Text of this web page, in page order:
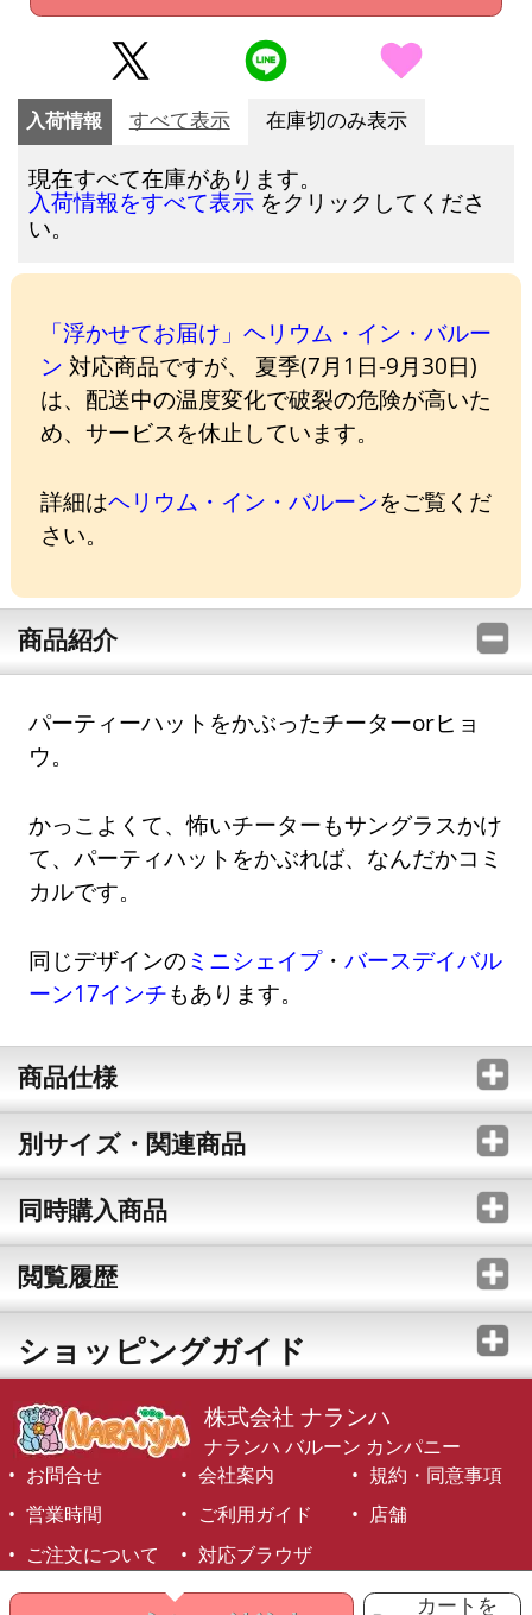
カートを
入荷情報 すべて表示 在庫切のみ表示
現在すべて在庫があります。
入荷情報をすべて表示 をクリックしてくださ
い。
「浮かせてお届け」ヘリウム・イン・バルー
ン 対応商品ですが、 夏季(7月1日-9月30日)
は、配送中の温度変化で破裂の危険が高いた
め、サービスを休止しています。
詳細はヘリウム・イン・バルーンをご覧くだ
さい。
商品紹介
パーティーハットをかぶったチーターorヒョ
ウ。
かっこよくて、怖いチーターもサングラスかけ
て、パーティハットをかぶれば、なんだかコミ
カルです。
同じデザインのミニシェイプ・バースデイバル
ーン17インチもあります。
商品仕様
別サイズ・関連商品
同時購入商品
閲覧履歴
ショッピングガイド
株式会社 ナランハ
ナランハ バルーン カンパニー
お問合せ
会社案内
規約・同意事項
営業時間
ご利用ガイド
店舗
ご注文について
対応ブラウザ
©1999-2026 NARANJA Inc. All Rights Reserved.